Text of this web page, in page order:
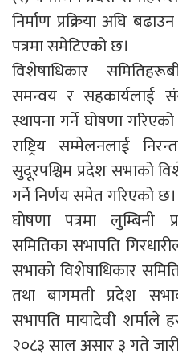
निर्माण प्रक्रिया अघि
पत्रमा समेटिएको छ।
विशेषाधिकार
समन्वय र सहकार्यलाई
स्थापना गर्ने घोषणा
राष्ट्रिय सम्मेलनलाई
सुदूरपश्चिम प्रदेश सभाको
गर्ने निर्णय समेत गरिएको छ।
घोषणा पत्रमा लुम्बिनी
समितिका सभापति
सभाको विशेषाधिकार
तथा बागमती प्रदेश
सभापति मायादेवी शर्माले
२०८३ साल असार ३ गते